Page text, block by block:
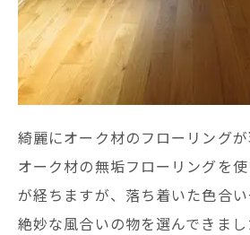
綺麗にオーク材のフローリングが
オーク材の無垢フローリングを
が経ちますが、落ち着いた色合
絶妙な風合いの物を選んできまし